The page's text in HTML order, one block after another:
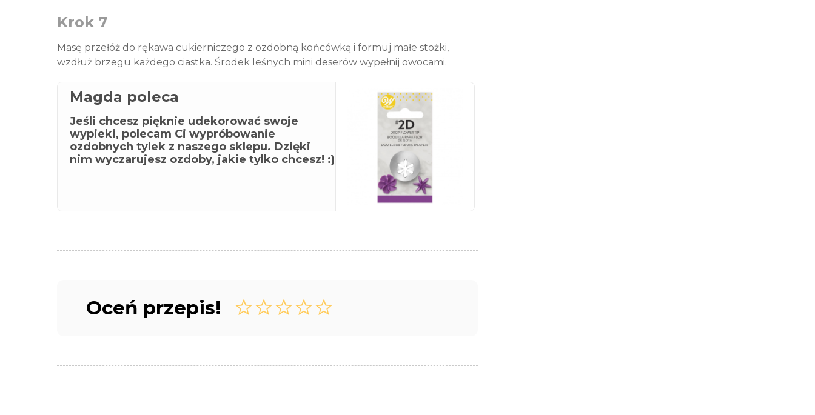
Krok 7
Masę przełóż do rękawa cukierniczego z ozdobną końcówką i formuj małe stożki,
wzdłuż brzegu każdego ciastka. Środek leśnych mini deserów wypełnij owocami.
Magda poleca
Jeśli chcesz pięknie udekorować swoje
wypieki, polecam Ci wypróbowanie
ozdobnych tylek z naszego sklepu. Dzięki
nim wyczarujesz ozdoby, jakie tylko chcesz! :)
Oceń przepis!